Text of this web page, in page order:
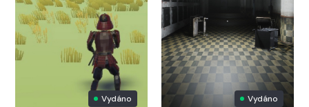
Vydáno Vydáno